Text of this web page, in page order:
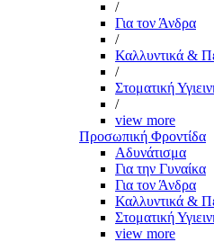
/
Για τον Άνδρα
/
Καλλυντικά &
/
Στοματική
/
view more
Προσωπική Φροντίδα
Αδυνάτισμα
Για την Γυναίκα
Για τον Άνδρα
Καλλυντικά &
Στοματική
view more